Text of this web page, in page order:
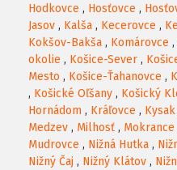
Hodkovce , Hosťovce ,
Jasov , Kalša , Kecerovce ,
Kokšov-Bakša , Komárovce ,
okolie , Košice-Sever ,
Mesto , Košice-Ťahanovce ,
, Košické Oľšany , Košický
Hornádom , Kráľovce , Kysak
Medzev , Milhosť , Mokrance
Mudrovce , Nižná Hutka ,
Nižný Čaj , Nižný Klátov ,